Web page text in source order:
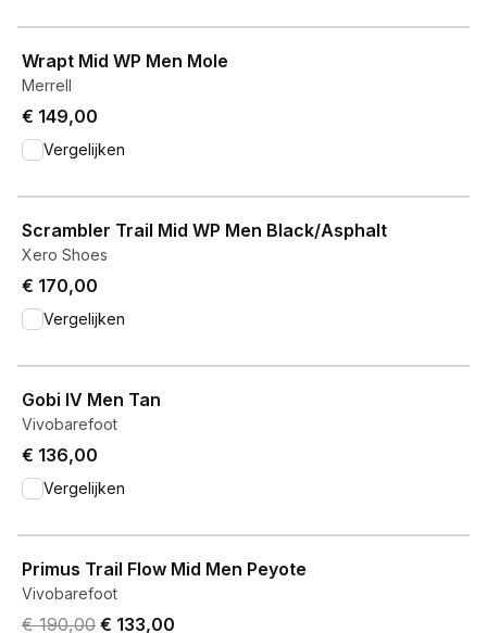
Wrapt Mid WP Men Mole
Merrell
€ 149,00
Vergelijken
Scrambler Trail Mid WP Men Black/Asphalt
Xero Shoes
€ 170,00
Vergelijken
Gobi IV Men Tan
Vivobarefoot
€ 136,00
Vergelijken
Primus Trail Flow Mid Men Peyote
Vivobarefoot
Original price was € 190,00.
€ 190,00 Current price is € 133,00.
€ 133,00